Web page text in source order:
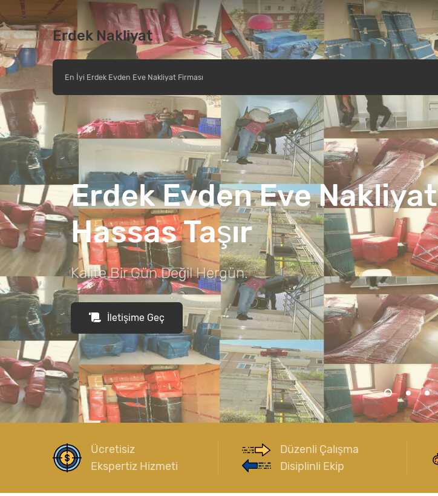
Erdek Nakliyat
En İyi Erdek Evden Eve Nakliyat Firması
Erdek Evden Eve Nakliyat
Hassas Taşır
Kalite Bir Gün Değil Hergün.
İletişime Geç
Ücretisiz
Ekspertiz Hizmeti
Düzenli Çalışma
Disiplinli Ekip